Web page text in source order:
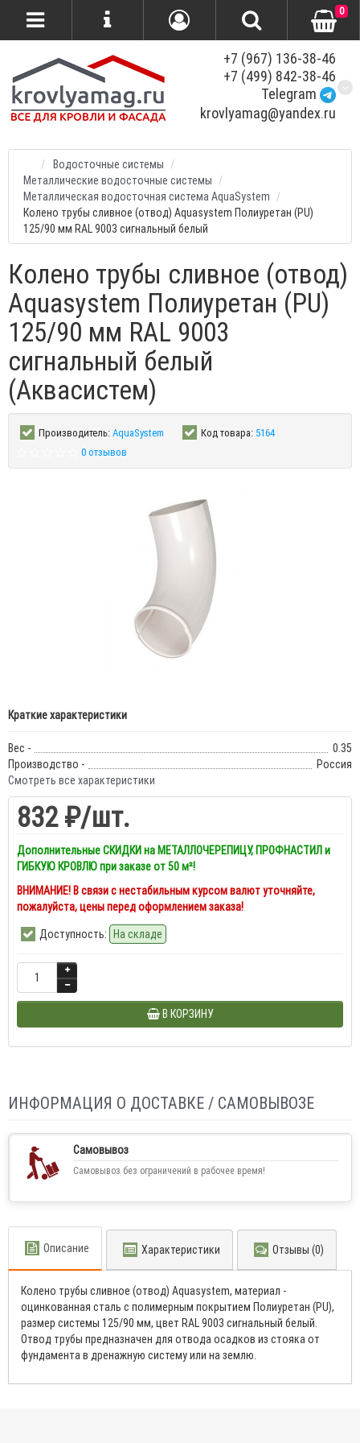
+7 (967) 136-38-46
+7 (499) 842-38-46
Telegram
krovlyamag@yandex.ru
0
Водосточные системы
Металлические водосточные системы
Металлическая водосточная система AquaSystem
Колено трубы сливное (отвод) Aquasystem Полиуретан (PU)
125/90 мм RAL 9003 сигнальный белый
Колено трубы сливное (отвод)
Aquasystem Полиуретан (PU)
125/90 мм RAL 9003
сигнальный белый
(Аквасистем)
Производитель:AquaSystem Код товара: 5164
0 отзывов
Краткие характеристики
Вес -
0.35
Производство -
Россия
Смотреть все характеристики
832 ₽/шт.
Дополнительные СКИДКИ на МЕТАЛЛОЧЕРЕПИЦУ, ПРОФНАСТИЛ и
ГИБКУЮ КРОВЛЮ при заказе от 50 м²!
ВНИМАНИЕ! В связи с нестабильным курсом валют уточняйте,
пожалуйста, цены перед оформлением заказа!
Доступность: На складе
В КОРЗИНУ
ИНФОРМАЦИЯ О ДОСТАВКЕ / САМОВЫВОЗЕ
Самовывоз
Самовывоз без ограничений в рабочее время!
Описание Характеристики Отзывы (0)
Колено трубы сливное (отвод) Aquasystem, материал -
оцинкованная сталь с полимерным покрытием Полиуретан (PU),
размер системы 125/90 мм, цвет RAL 9003 сигнальный белый.
Отвод трубы предназначен для отвода осадков из стояка от
фундамента в дренажную систему или на землю.